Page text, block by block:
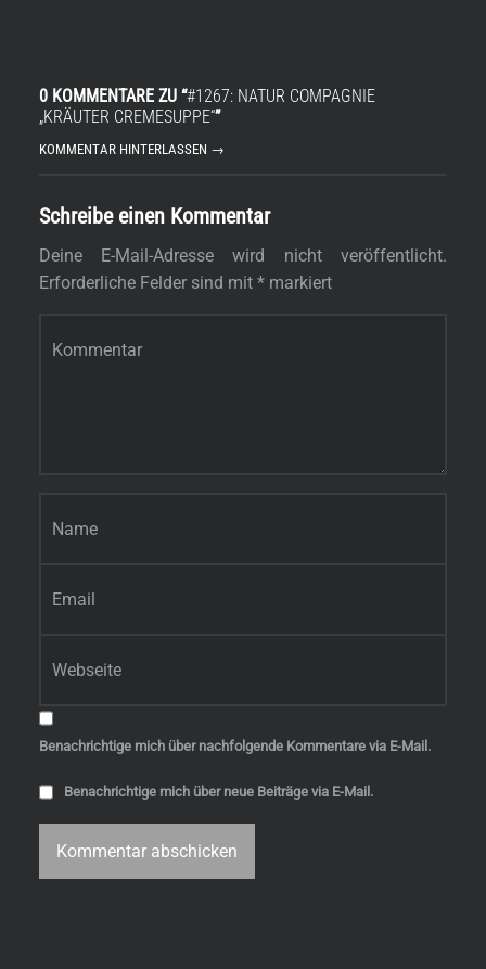
0 KOMMENTARE ZU “#1267: NATUR COMPAGNIE
„KRÄUTER CREMESUPPE“”
KOMMENTAR HINTERLASSEN →
Schreibe einen Kommentar
Deine E-Mail-Adresse wird nicht veröffentlicht.
Erforderliche Felder sind mit *markiert
Benachrichtige mich über nachfolgende Kommentare via E-Mail.
Benachrichtige mich über neue Beiträge via E-Mail.